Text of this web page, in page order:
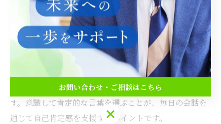
じやすくなります。こうした積み重ねが「自分は受け入
れられている」という感覚につながり、自己肯定感の基
礎を築きます。
会話中に避けたいのは、比較や否定的な言葉です。
「○○ちゃんはできるのに」や「なんでできないの？」
といった表現は、子どもの自信を損なう原因となりま
す。意識して肯定的な言葉を選ぶことが、毎日の会話を
通じて自己肯定感を支援するポイントです。
お問い合わせ・ご相談はこちら
お問い合わせ・ご相談はこちら